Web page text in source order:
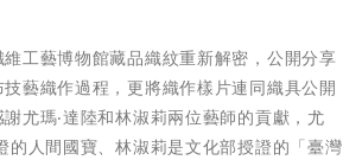
工藝博物館藏品織紋重新解密，公開分享
藝織作過程，更將織作樣片連同織具公開
尤瑪‧達陸和林淑莉兩位藝師的貢獻，尤
的人間國寶、林淑莉是文化部授證的「臺灣